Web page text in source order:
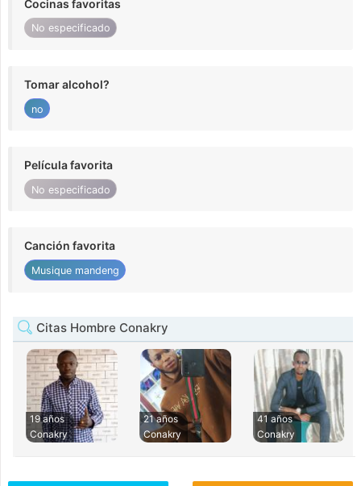
Cocinas favoritas
No especificado
Tomar alcohol?
no
Película favorita
No especificado
Canción favorita
Musique mandeng
Citas Hombre Conakry
19 años
Conakry
21 años
Conakry
41 años
Conakry